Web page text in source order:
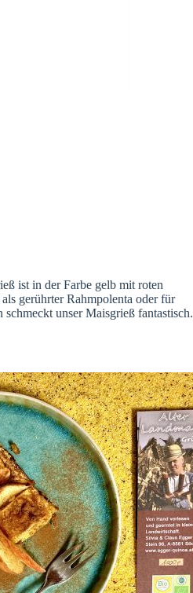
ist in der Farbe gelb mit roten
gerührter Rahmpolenta oder für
unser Maisgrieß fantastisch.